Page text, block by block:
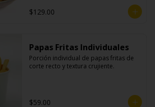
$129.00
Papas Fritas Individuales
Porción individual de papas fritas de
corte recto y textura crujiente.
$59.00